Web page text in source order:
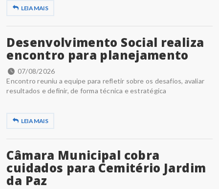
LEIA MAIS
Desenvolvimento Social realiza
encontro para planejamento
07/08/2026
Encontro reuniu a equipe para refletir sobre os desafios, avaliar
resultados e definir, de forma técnica e estratégica
LEIA MAIS
Câmara Municipal cobra
cuidados para Cemitério Jardim
da Paz